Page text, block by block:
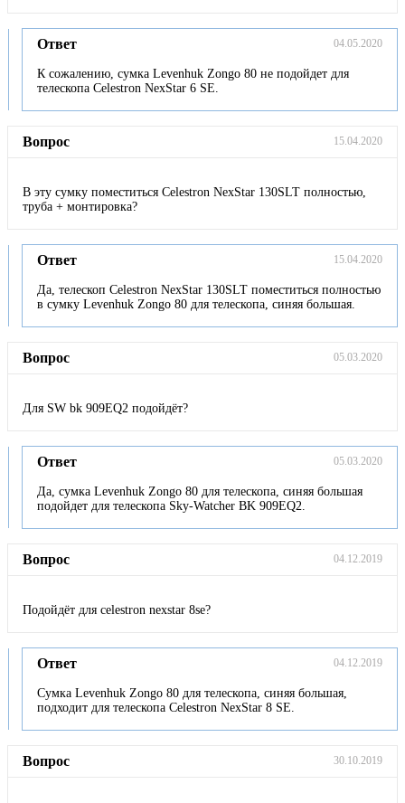
Ответ 04.05.2020
К сожалению, сумка Levenhuk Zongo 80 не подойдет для
телескопа Celestron NexStar 6 SE.
Вопрос 15.04.2020
В эту сумку поместиться Celestron NexStar 130SLT полностью,
труба + монтировка?
Ответ 15.04.2020
Да, телескоп Celestron NexStar 130SLT поместиться полностью
в сумку Levenhuk Zongo 80 для телескопа, синяя большая.
Вопрос 05.03.2020
Для SW bk 909EQ2 подойдёт?
Ответ 05.03.2020
Да, сумка Levenhuk Zongo 80 для телескопа, синяя большая
подойдет для телескопа Sky-Watcher BK 909EQ2.
Вопрос 04.12.2019
Подойдёт для celestron nexstar 8se?
Ответ 04.12.2019
Сумка Levenhuk Zongo 80 для телескопа, синяя большая,
подходит для телескопа Celestron NexStar 8 SE.
Вопрос 30.10.2019